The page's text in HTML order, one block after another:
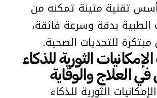
تقنية متينة تمكنه من
الطبية بدقة وسرعة فائقة،
للتحديات الصحية.
الثورية للذكاء
العلاج والوقاية
الثورية للذكاء